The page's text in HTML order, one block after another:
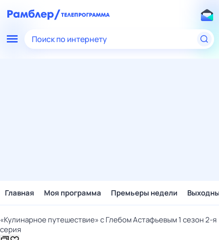
Поиск по интернету
Главная Моя программа Премьеры недели
«Кулинарное путешествие» с Глебом Астафьевым 1 сезон 2-я
серия